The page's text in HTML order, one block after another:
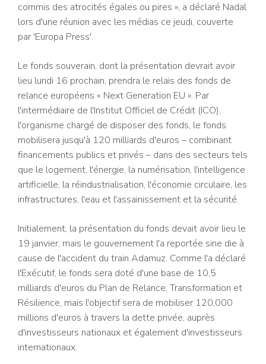
commis des atrocités égales ou pires », a déclaré Nadal
lors d'une réunion avec les médias ce jeudi, couverte
par 'Europa Press'.
Le fonds souverain, dont la présentation devrait avoir
lieu lundi 16 prochain, prendra le relais des fonds de
relance européens « Next Generation EU ». Par
l'intermédiaire de l'Institut Officiel de Crédit (ICO),
l'organisme chargé de disposer des fonds, le fonds
mobilisera jusqu'à 120 milliards d'euros – combinant
financements publics et privés – dans des secteurs tels
que le logement, l'énergie, la numérisation, l'intelligence
artificielle, la réindustrialisation, l'économie circulaire, les
infrastructures, l'eau et l'assainissement et la sécurité.
Initialement, la présentation du fonds devait avoir lieu le
19 janvier, mais le gouvernement l'a reportée sine die à
cause de l'accident du train Adamuz. Comme l'a déclaré
l'Exécutif, le fonds sera doté d'une base de 10,5
milliards d'euros du Plan de Relance, Transformation et
Résilience, mais l'objectif sera de mobiliser 120,000
millions d'euros à travers la dette privée, auprès
d'investisseurs nationaux et également d'investisseurs
internationaux.